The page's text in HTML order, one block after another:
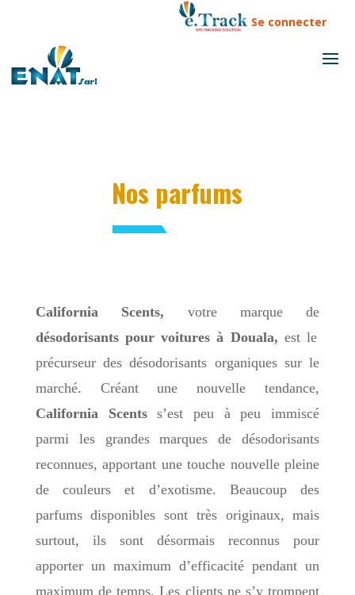
Se connecter
Nos parfums
California Scents, votre marque de
désodorisants pour voitures à Douala, est le
précurseur des désodorisants organiques sur le
marché. Créant une nouvelle tendance,
California Scentss’est peu à peu immiscé
parmi les grandes marques de désodorisants
reconnues, apportant une touche nouvelle pleine
de couleurs et d’exotisme. Beaucoup des
parfums disponibles sont très originaux, mais
surtout, ils sont désormais reconnus pour
apporter un maximum d’efficacité pendant un
maximum de temps. Les clients ne s’y trompent